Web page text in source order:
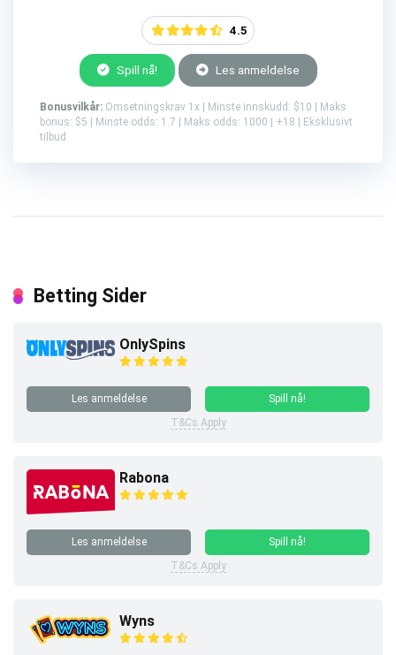
4.5
Spill nå! Les anmeldelse
Bonusvilkår: Omsetningskrav 1x | Minste innskudd: $10 | Maks
bonus: $5 | Minste odds: 1.7 | Maks odds: 1000 | +18 | Eksklusivt
tilbud
Betting Sider
OnlySpins
Les anmeldelse
Spill nå!
T&Cs Apply
Rabona
Les anmeldelse
Spill nå!
T&Cs Apply
Wyns